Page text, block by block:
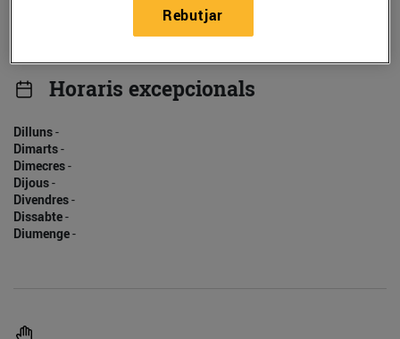
Horaris excepcionals
Dilluns-
Dimarts-
Dimecres-
Dijous-
Divendres-
Dissabte-
Diumenge-
Rebutjar